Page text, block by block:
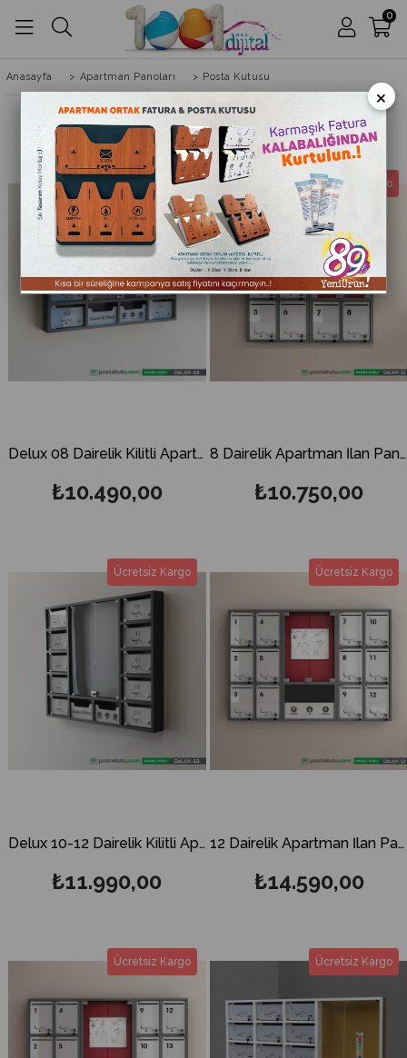
0
Anasayfa > Apartman Panoları > Posta Kutusu
Delux 08 Dairelik Kilitli Apartman İlan Panosu ve Posta Kutusu
₺10.490,00
Ücretsiz Kargo
8 Dairelik Apartman İlan Panosu ve Posta Kutusu
₺10.750,00
Ücretsiz Kargo
Delux 10-12 Dairelik Kilitli Apartman İlan Panosu ve Posta Kutusu
₺11.990,00
Ücretsiz Kargo
12 Dairelik Apartman İlan Panosu ve Posta Kutusu
₺14.590,00
Ücretsiz Kargo
Ücretsiz Kargo Ücretsiz Kargo
×